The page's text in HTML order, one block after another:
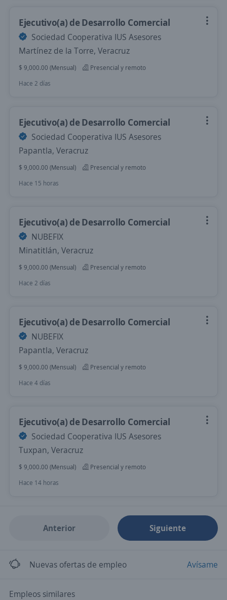
Ejecutivo(a) de Desarrollo Comercial
Sociedad Cooperativa IUS Asesores
Martínez de la Torre, Veracruz
$ 9,000.00 (Mensual)
Presencial y remoto
Hace 2 días
Ejecutivo(a) de Desarrollo Comercial
Sociedad Cooperativa IUS Asesores
Papantla, Veracruz
$ 9,000.00 (Mensual)
Presencial y remoto
Hace 15 horas
Ejecutivo(a) de Desarrollo Comercial
NUBEFIX
Minatitlán, Veracruz
$ 9,000.00 (Mensual)
Presencial y remoto
Hace 2 días
Ejecutivo(a) de Desarrollo Comercial
NUBEFIX
Papantla, Veracruz
$ 9,000.00 (Mensual)
Presencial y remoto
Hace 4 días
Ejecutivo(a) de Desarrollo Comercial
Sociedad Cooperativa IUS Asesores
Tuxpan, Veracruz
$ 9,000.00 (Mensual)
Presencial y remoto
Hace 14 horas
Anterior Siguiente
Nuevas ofertas de empleo Avísame
Empleos similares